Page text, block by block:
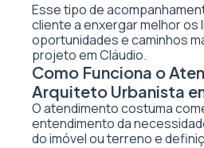
Esse tipo de
cliente a enxergar melhor os
oportunidades e caminhos
projeto em Cláudio.
Como Funciona o
Arquiteto Urbanista
O atendimento costuma
entendimento da
do imóvel ou terreno e